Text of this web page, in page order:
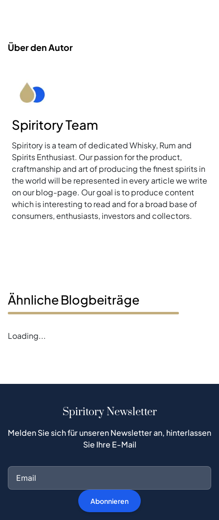
Über den Autor
Spiritory Team
Spiritory is a team of dedicated Whisky, Rum and
Spirits Enthusiast. Our passion for the product,
craftmanship and art of producing the finest spirits in
the world will be represented in every article we write
on our blog-page. Our goal is to produce content
which is interesting to read and for a broad base of
consumers, enthusiasts, investors and collectors.
Ähnliche Blogbeiträge
Loading...
Spiritory Newsletter
Melden Sie sich für unseren Newsletter an, hinterlassen
Sie Ihre E-Mail
Abonnieren